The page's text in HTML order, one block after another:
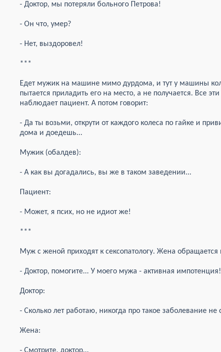
- Доктор, мы потеряли больного Петрова!
- Он что, умер?
- Нет, выздоровел!
***
Едет мужик на машине мимо дурдома, и тут у машины
пытается приладить его на место, а не получается. Все
наблюдает пациент. А потом говорит:
- Да ты возьми, открути от каждого колеса по гайке и
дома и доедешь...
Мужик (обалдев):
- А как вы догадались, вы же в таком заведении...
Пациент:
- Может, я псих, но не идиот же!
***
Муж с женой приходят к сексопатологу. Жена обращается
- Доктор, помогите... У моего мужа - активная
Доктор:
- Сколько лет работаю, никогда про такое заболевание не
Жена: